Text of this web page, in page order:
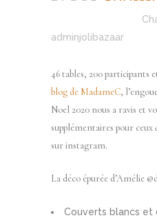
adminjolibazaar
46 tables, 200 participants
blog de MadameC,
Noel 2020 nous a ravis et
supplémentaires pour ceux
sur instagram.
La déco épurée d’Amélie
Couverts blancs et